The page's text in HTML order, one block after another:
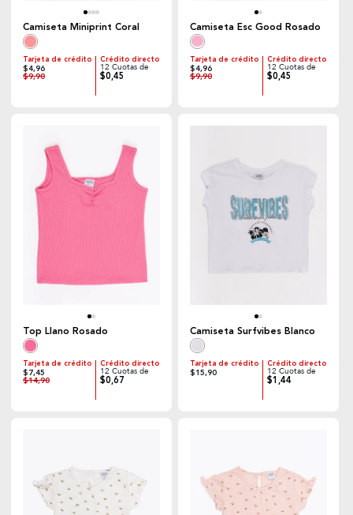
Camiseta Miniprint Coral
Tarjeta de crédito
$4,96
$9,90
Crédito directo
12 Cuotas de
$0,45
Camiseta Esc Good Rosado
Tarjeta de crédito
$4,96
$9,90
Crédito directo
12 Cuotas de
$0,45
Top Llano Rosado
Tarjeta de crédito
$7,45
$14,90
Crédito directo
12 Cuotas de
$0,67
Camiseta Surfvibes Blanco
Tarjeta de crédito
$15,90
Crédito directo
12 Cuotas de
$1,44